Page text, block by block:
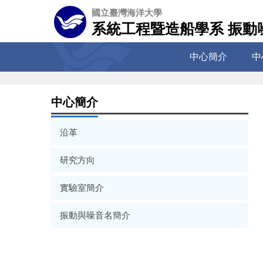
容
國立臺灣海洋大學
系統工程暨造船學系 振
中心簡介
中心簡介
沿革
研究方向
實驗室簡介
振動與噪音名簡介